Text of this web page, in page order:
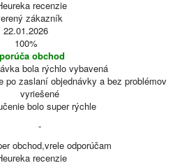
zákazník
22.01.2026
100%
obchod
bola rýchlo vybavená
po zaslaní objednávky a bez problémov
vyriešené
bolo super rýchle
-
obchod,vrele odporúčam